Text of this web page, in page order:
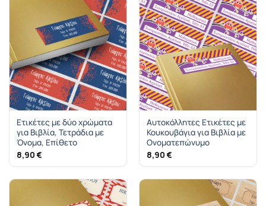
Ετικέτες με δύο χρώματα
για Βιβλία, Τετράδια με
Όνομα, Επίθετο
8,90 €
Αυτοκόλλητες Ετικέτες με
Κουκουβάγια για Βιβλία με
Ονοματεπώνυμο
8,90 €